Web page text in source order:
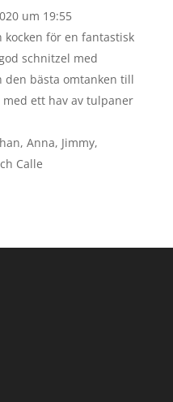
um 19:55
kocken för en fantastisk
schnitzel med
den bästa omtanken till
ett hav av tulpaner
Anna, Jimmy,
Calle